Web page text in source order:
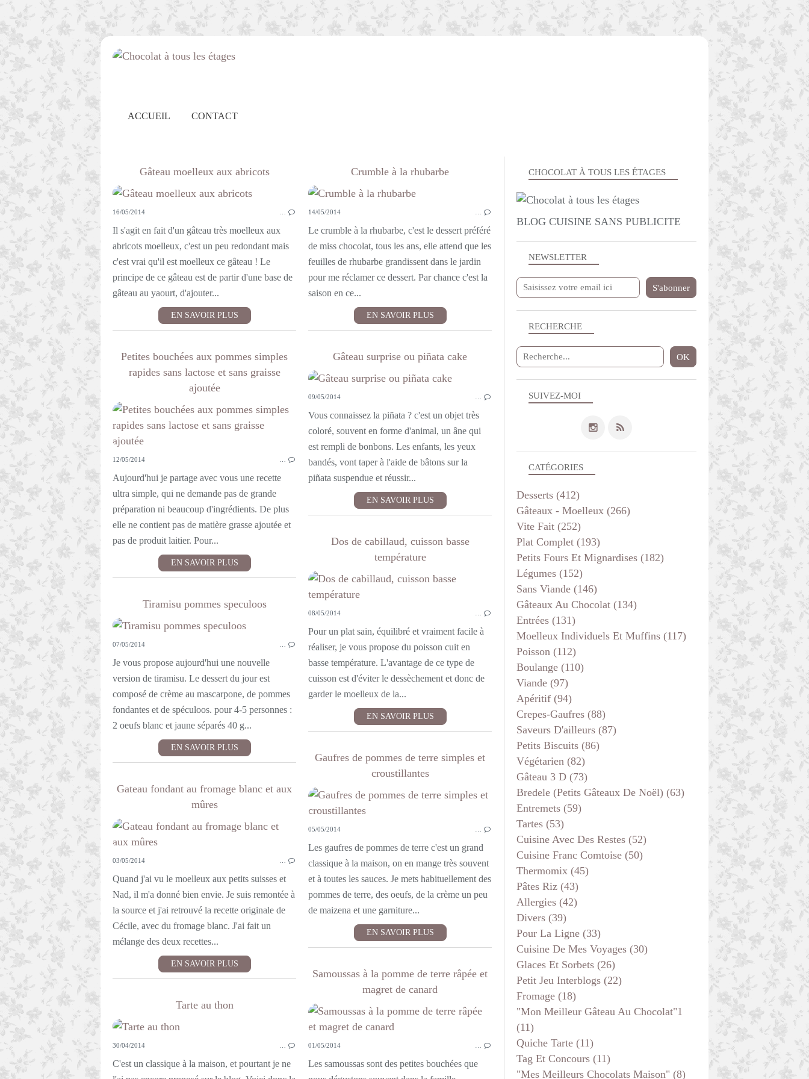
ACCUEIL CONTACT
Gâteau moelleux aux abricots
GÂTEAUX - MOELLEUX
16/05/2014
Il s'agit en fait d'un gâteau très moelleux aux
abricots moelleux, c'est un peu redondant mais
c'est vrai qu'il est moelleux ce gâteau ! Le
principe de ce gâteau est de partir d'une base de
gâteau au yaourt, d'ajouter...
EN SAVOIR PLUS
Crumble à la rhubarbe
DESSERTS
14/05/2014
Le crumble à la rhubarbe, c'est le dessert préféré
de miss chocolat, tous les ans, elle attend que les
feuilles de rhubarbe grandissent dans le jardin
pour me réclamer ce dessert. Par chance c'est la
saison en ce...
EN SAVOIR PLUS
Petites bouchées aux pommes simples
rapides sans lactose et sans graisse
ajoutée
MOELLEUX INDIVIDUELS ET MUFFINS
12/05/2014
Aujourd'hui je partage avec vous une recette
ultra simple, qui ne demande pas de grande
préparation ni beaucoup d'ingrédients. De plus
elle ne contient pas de matière grasse ajoutée et
pas de produit laitier. Pour...
EN SAVOIR PLUS
Gâteau surprise ou piñata cake
GÂTEAU 3 D
09/05/2014
Vous connaissez la piñata ? c'est un objet très
coloré, souvent en forme d'animal, un âne qui
est rempli de bonbons. Les enfants, les yeux
bandés, vont taper à l'aide de bâtons sur la
piñata suspendue et réussir...
EN SAVOIR PLUS
Dos de cabillaud, cuisson basse
température
08/05/2014
Pour un plat sain, équilibré et vraiment facile à
réaliser, je vous propose du poisson cuit en
basse température. L'avantage de ce type de
cuisson est d'éviter le dessèchement et donc de
garder le moelleux de la...
EN SAVOIR PLUS
Tiramisu pommes speculoos
DESSERTS
07/05/2014
Je vous propose aujourd'hui une nouvelle
version de tiramisu. Le dessert du jour est
composé de crème au mascarpone, de pommes
fondantes et de spéculoos. pour 4-5 personnes :
2 oeufs blanc et jaune séparés 40 g...
EN SAVOIR PLUS
Gaufres de pommes de terre simples et
croustillantes
ENTRÉES
CREPES-GAUFRES
05/05/2014
Les gaufres de pommes de terre c'est un grand
classique à la maison, on en mange très souvent
et à toutes les sauces. Je mets habituellement des
pommes de terre, des oeufs, de la crème un peu
de maizena et une garniture...
EN SAVOIR PLUS
Gateau fondant au fromage blanc et aux
mûres
03/05/2014
Quand j'ai vu le moelleux aux petits suisses et
Nad, il m'a donné bien envie. Je suis remontée à
la source et j'ai retrouvé la recette originale de
Cécile, avec du fromage blanc. J'ai fait un
mélange des deux recettes...
EN SAVOIR PLUS
Samoussas à la pomme de terre râpée et
magret de canard
PLAT COMPLET
01/05/2014
Les samoussas sont des petites bouchées que
Tarte au thon
30/04/2014
C'est un classique à la maison, et pourtant je ne
NEWSLETTER
SUIVEZ-MOI
RECHERCHE
CHOCOLAT À TOUS LES ÉTAGES
BLOG CUISINE SANS PUBLICITE
CATÉGORIES
Desserts (412)
Gâteaux - Moelleux (266)
Vite Fait (252)
Plat Complet (193)
Petits Fours Et Mignardises (182)
Légumes (152)
Sans Viande (146)
Gâteaux Au Chocolat (134)
Entrées (131)
Moelleux Individuels Et Muffins (117)
Poisson (112)
Boulange (110)
Viande (97)
Apéritif (94)
Crepes-Gaufres (88)
Saveurs D'ailleurs (87)
Petits Biscuits (86)
Végétarien (82)
Gâteau 3 D (73)
Bredele (petits Gâteaux De Noël) (63)
Entremets (59)
Tartes (53)
Cuisine Avec Des Restes (52)
Cuisine Franc Comtoise (50)
Thermomix (45)
Pâtes Riz (43)
Allergies (42)
Divers (39)
Pour La Ligne (33)
Cuisine De Mes Voyages (30)
Glaces Et Sorbets (26)
Petit Jeu Interblogs (22)
Fromage (18)
"mon Meilleur Gâteau Au Chocolat"1
(11)
Quiche Tarte (11)
Tag Et Concours (11)
"mes Meilleurs Chocolats Maison" (8)